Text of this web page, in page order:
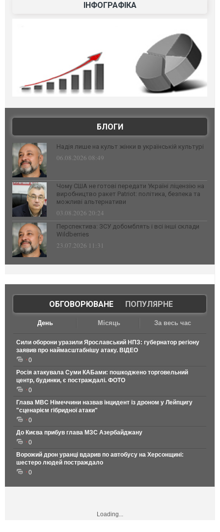
ІНФОГРАФІКА
БЛОГИ
Надія лише на культ жінки в українській культурі
06.08.2026 08:49
Чому США не готові передати Україні ліцензію на
виробництво ракет Patriot: політика, безпека та
можливі альтернативи
03.08.2026 20:24
Перспектива: ЗСУ добомблять і всі інші склади
Wildberries
23.07.2026 11:31
ОБГОВОРЮВАНЕ| ПОПУЛЯРНЕ
День Місяць За весь час
Сили оборони уразили Ярославський НПЗ: губернатор регіону
заявив про наймасштабнішу атаку. ВІДЕО
0
Росія атакувала Суми КАБами: пошкоджено торговельний
центр, будинки, є постраждалі. ФОТО
0
Глава МВС Німеччини назвав інцидент із дроном у Лейпцигу
"сценарієм гібридної атаки"
0
До Києва прибув глава МЗС Азербайджану
0
Ворожий дрон уранці вдарив по автобусу на Херсонщині:
шестеро людей постраждало
0
Loading...